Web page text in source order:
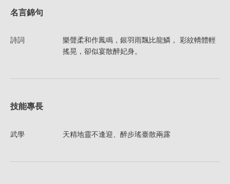
名言錦句
詩詞
樂聲柔和作鳳鳴，銀羽雨飄比龍鱗， 彩紋轎體輕
搖晃，卻似宴散醉妃身。
技能專長
武學 天精地靈不逢迎、醉步瑤臺散兩露